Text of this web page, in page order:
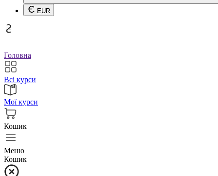
EUR
Головна
Всі курси
Мої курси
Кошик
Меню
Кошик